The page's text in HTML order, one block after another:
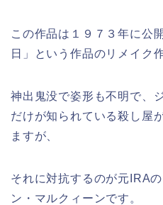
この作品は１９７３年に公
日」という作品のリメイク
神出鬼没で姿形も不明で、
だけが知られている殺し屋
ますが、
それに対抗するのが元IRA
ン・マルクィーンです。